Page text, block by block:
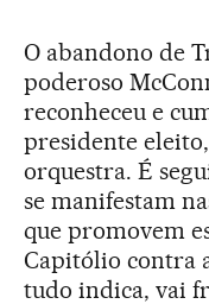
O abandono de
poderoso
reconheceu e
presidente
orquestra. É
se manifestam
que promovem
Capitólio contra
tudo indica, vai